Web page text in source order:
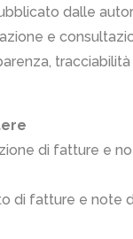
dalle
e
di fatture e
di fatture e note